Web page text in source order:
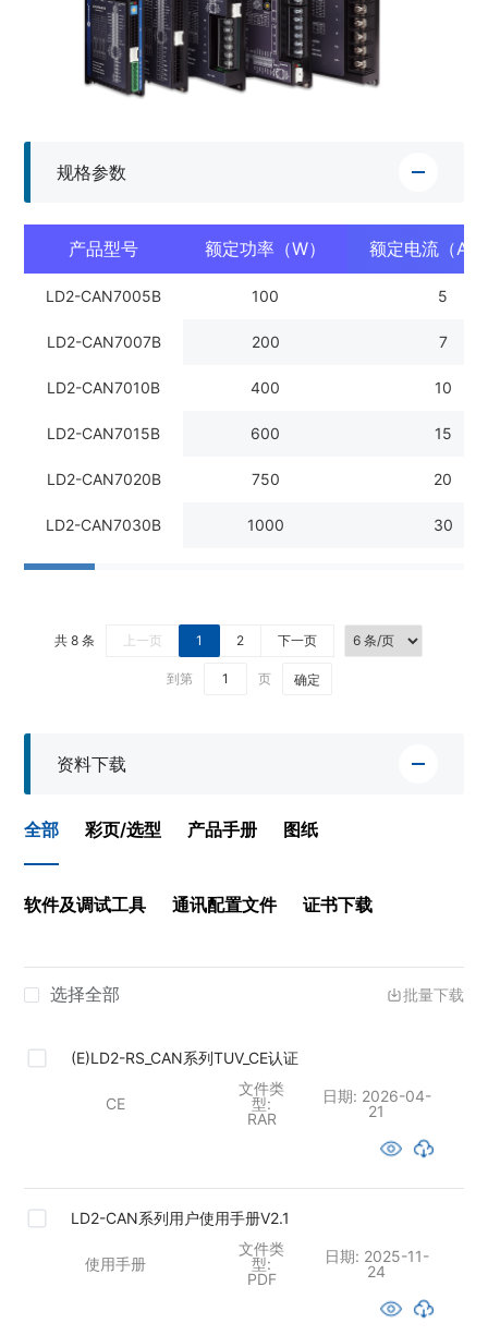
规格参数
产品型号 额定功率（W） 额定电流（
LD2-CAN7005B 100 5
LD2-CAN7007B 200 7
LD2-CAN7010B 400 10
LD2-CAN7015B 600 15
LD2-CAN7020B 750 20
LD2-CAN7030B 1000 30
共 8 条 上一页 1 2 下一页
到第 页 确定
资料下载
全部 彩页/选型 产品手册 图纸
软件及调试工具 通讯配置文件 证书下载
选择全部 批量下载
(E)LD2-RS_CAN系列TUV_CE认证
CE
文件类
型:
RAR
日期: 2026-04-
21
LD2-CAN系列用户使用手册V2.1
使用手册
文件类
型:
PDF
日期: 2025-11-
24